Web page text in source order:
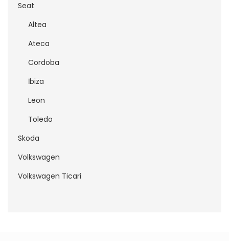
Seat
Altea
Ateca
Cordoba
İbiza
Leon
Toledo
Skoda
Volkswagen
Volkswagen Ticari